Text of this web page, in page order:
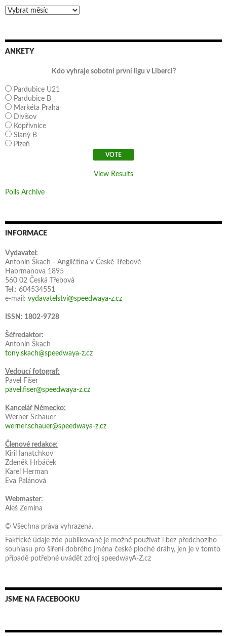
Archivy
ANKETY
Kdo vyhraje sobotní první ligu v Liberci?
Pardubice U21
Pardubice B
Markéta Praha
Divišov
Kopřivnice
Slaný B
Plzeň
View Results
Polls Archive
INFORMACE
Vydavatel:
Antonín Škach - Angličtina v České Třebové
Habrmanova 1895
560 02 Česká Třebová
Tel.: 604534551
e-mail: vydavatelstvi@speedwaya-z.cz
ISSN: 1802-9728
Šéfredaktor:
Antonín Škach
tony.skach@speedwaya-z.cz
Vedoucí fotograf:
Pavel Fišer
pavel.fiser@speedwaya-z.cz
Kancelář Německo:
Werner Schauer
werner.schauer@speedwaya-z.cz
Členové redakce:
Kiril Ianatchkov
Zdeněk Hrbáček
Karel Herman
Eva Palánová
Webmaster:
Aleš Zemina
© Všechna práva vyhrazena.
Faktické údaje zde publikované je možné používat i bez předchozího
souhlasu pro šíření dobrého jména české ploché dráhy, jen je v tomto
případě potřebné uvádět zdroj speedwayA-Z.cz
JSME NA FACEBOOKU